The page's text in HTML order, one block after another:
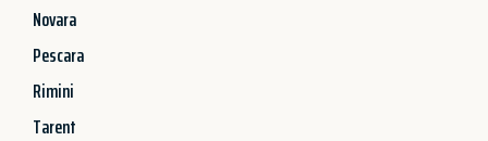
Novara
Pescara
Rimini
Tarent